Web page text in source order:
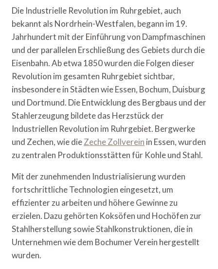
Die Industrielle Revolution im Ruhrgebiet, auch
bekannt als Nordrhein-Westfalen, begann im 19.
Jahrhundert mit der Einführung von Dampfmaschinen
und der parallelen Erschließung des Gebiets durch die
Eisenbahn. Ab etwa 1850 wurden die Folgen dieser
Revolution im gesamten Ruhrgebiet sichtbar,
insbesondere in Städten wie Essen, Bochum, Duisburg
und Dortmund. Die Entwicklung des Bergbaus und der
Stahlerzeugung bildete das Herzstück der
Industriellen Revolution im Ruhrgebiet. Bergwerke
und Zechen, wie dieZeche Zollverein in Essen, wurden
zu zentralen Produktionsstätten für Kohle und Stahl.
Mit der zunehmenden Industrialisierung wurden
fortschrittliche Technologien eingesetzt, um
effizienter zu arbeiten und höhere Gewinne zu
erzielen. Dazu gehörten Koksöfen und Hochöfen zur
Stahlherstellung sowie Stahlkonstruktionen, die in
Unternehmen wie dem Bochumer Verein hergestellt
wurden.